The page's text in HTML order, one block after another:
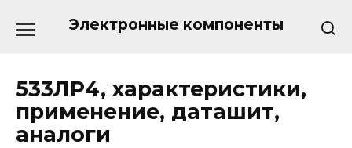
содержанию
Электронные компоненты
533ЛР4, характеристики,
применение, даташит,
аналоги